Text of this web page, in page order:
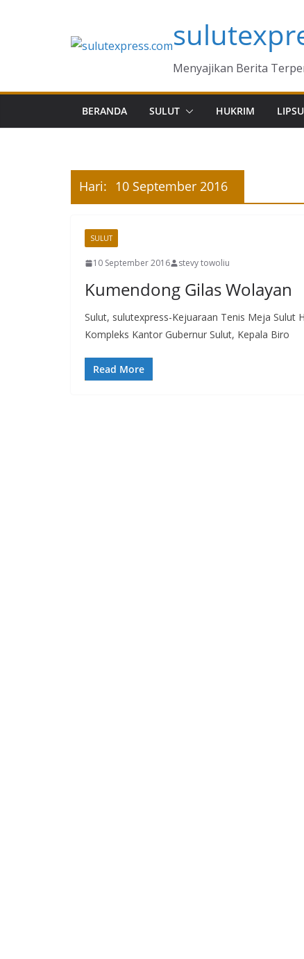
Menyajikan Berita
BERANDA SULUT HUKRIM
Hari: 10 September 2016
SULUT
10 September 2016 stevy towoliu
Kumendong Gilas Wolayan
Sulut, sulutexpress-Kejuaraan Tenis Meja
Kompleks Kantor Gubernur Sulut, Kepala Biro
Read More